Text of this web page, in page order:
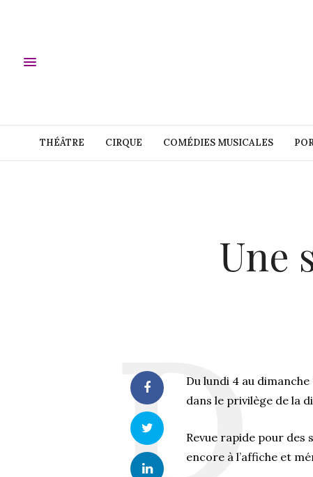
THÉÂTRE CIRQUE COMÉDIES MUSICALES
Une
Du lundi 4 au
dans le privilège de la
Revue rapide pour
encore à l’affiche et